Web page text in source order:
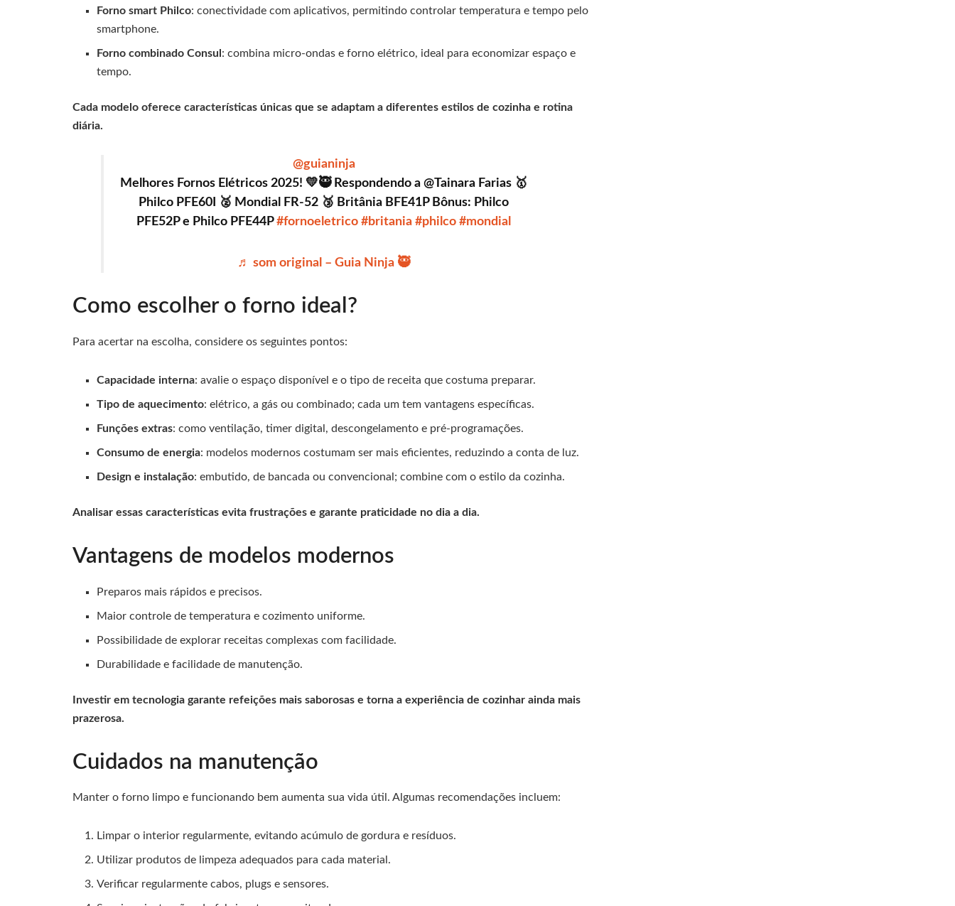
Forno smart Philco: conectividade com aplicativos, permitindo controlar temperatura e tempo pelo
smartphone.
Forno combinado Consul : combina micro-ondas e forno elétrico, ideal para economizar espaço e
tempo.
Cada modelo oferece características únicas que se adaptam a diferentes estilos de cozinha e rotina
diária.
@guianinja
Melhores Fornos Elétricos 2025! 💛🥷 Respondendo a @Tainara Farias 🥇
Philco PFE60I 🥈 Mondial FR-52 🥉 Britânia BFE41P Bônus: Philco
PFE52P e Philco PFE44P#fornoeletrico #britania #philco #mondial
♬ som original – Guia Ninja 🥷
Como escolher o forno ideal?
Para acertar na escolha, considere os seguintes pontos:
Capacidade interna: avalie o espaço disponível e o tipo de receita que costuma preparar.
Tipo de aquecimento: elétrico, a gás ou combinado; cada um tem vantagens específicas.
Funções extras: como ventilação, timer digital, descongelamento e pré-programações.
Consumo de energia: modelos modernos costumam ser mais eficientes, reduzindo a conta de luz.
Design e instalação: embutido, de bancada ou convencional; combine com o estilo da cozinha.
Analisar essas características evita frustrações e garante praticidade no dia a dia.
Vantagens de modelos modernos
Preparos mais rápidos e precisos.
Maior controle de temperatura e cozimento uniforme.
Possibilidade de explorar receitas complexas com facilidade.
Durabilidade e facilidade de manutenção.
Investir em tecnologia garante refeições mais saborosas e torna a experiência de cozinhar ainda mais
prazerosa.
Cuidados na manutenção
Manter o forno limpo e funcionando bem aumenta sua vida útil. Algumas recomendações incluem:
Limpar o interior regularmente, evitando acúmulo de gordura e resíduos.
Utilizar produtos de limpeza adequados para cada material.
Verificar regularmente cabos, plugs e sensores.